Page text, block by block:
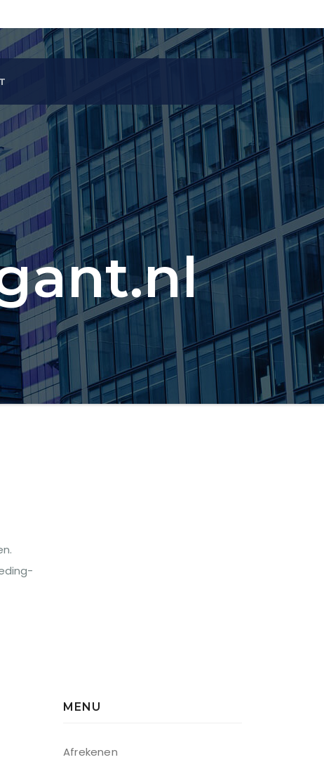
MENU
Afrekenen